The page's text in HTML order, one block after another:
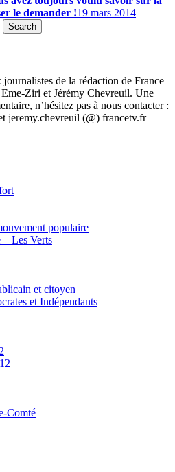
le demander !19 mars 2014
de la rédaction de France
Ziri et Jérémy Chevreuil. Une
n’hésitez pas à nous contacter :
jeremy.chevreuil (@) francetv.fr
populaire
Les Verts
et citoyen
et Indépendants
Comté